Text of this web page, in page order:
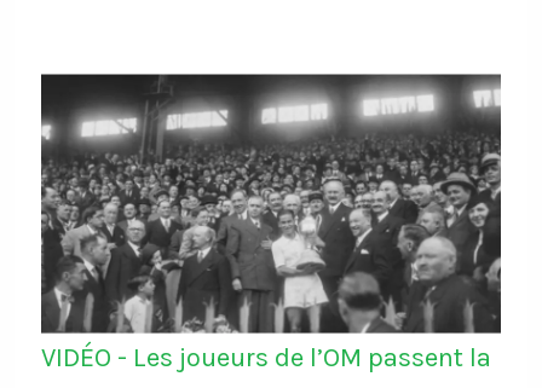
VIDÉO - Les joueurs de l’OM passent la